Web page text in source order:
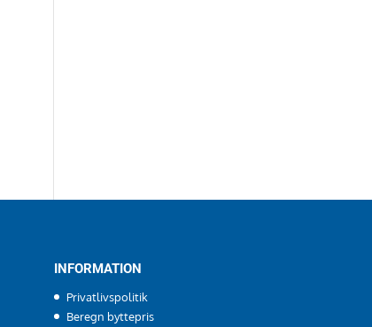
INFORMATION
Privatlivspolitik
Beregn byttepris